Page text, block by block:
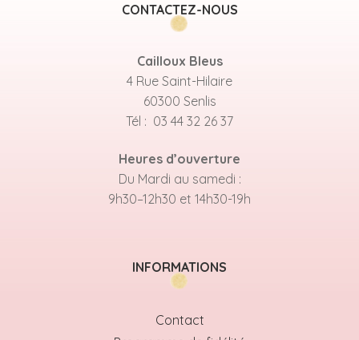
CONTACTEZ-NOUS
Cailloux Bleus
4 Rue Saint-Hilaire
60300 Senlis
Tél : 03 44 32 26 37
Heures d’ouverture
Du Mardi au samedi :
9h30–12h30 et 14h30-19h
INFORMATIONS
Contact